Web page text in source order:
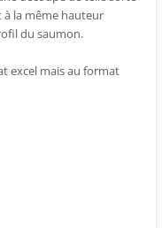
à la même hauteur
du saumon.
excel mais au format